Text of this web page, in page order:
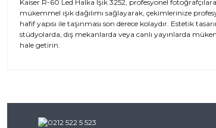
Kaiser R-60 Led Halka Işık 3252, profesyonel
mükemmel ışık dağılımı sağlayarak, çekimlerinize
hafif yapısı ile taşınması son derece kolaydır. Estetik
stüdyolarda, dış mekanlarda veya canlı yayınlarda
hale getirin.
Görüş ve önerileriniz için teşekkür ederiz.